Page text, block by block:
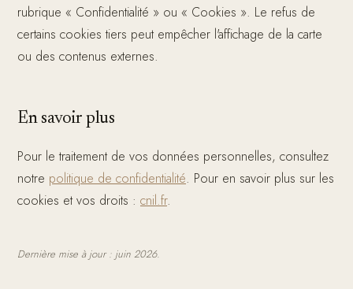
rubrique « Confidentialité » ou « Cookies ». Le refus de
certains cookies tiers peut empêcher l'affichage de la carte
ou des contenus externes.
En savoir plus
Pour le traitement de vos données personnelles, consultez
notre politique de confidentialité. Pour en savoir plus sur les
cookies et vos droits : cnil.fr.
Dernière mise à jour : juin 2026.